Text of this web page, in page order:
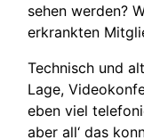
sehen werden?
erkrankten
Technisch und
Lage,
eben viel
aber all‘ das